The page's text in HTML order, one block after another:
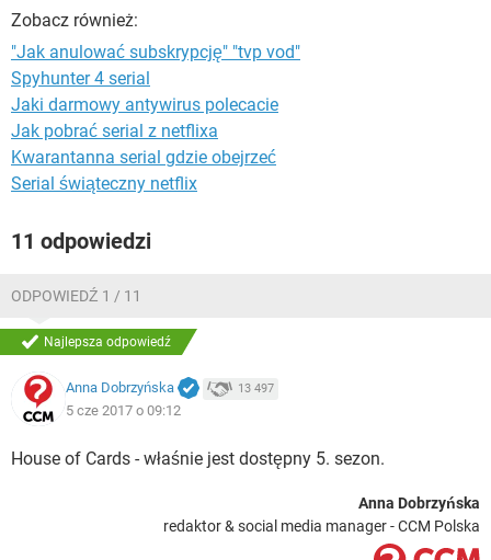
Zobacz również:
"Jak anulować subskrypcję" "tvp vod"
Spyhunter 4 serial
Jaki darmowy antywirus polecacie
Jak pobrać serial z netflixa
Kwarantanna serial gdzie obejrzeć
Serial świąteczny netflix
11 odpowiedzi
ODPOWIEDŹ 1 / 11
Najlepsza odpowiedź
Anna Dobrzyńska 13 497
5 cze 2017 o 09:12
House of Cards - właśnie jest dostępny 5. sezon.
Anna Dobrzyńska
redaktor & social media manager - CCM Polska